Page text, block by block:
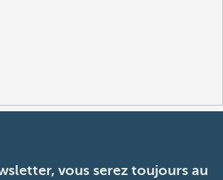
vous serez toujours au